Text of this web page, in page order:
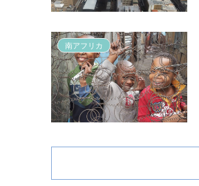
南アフリカ